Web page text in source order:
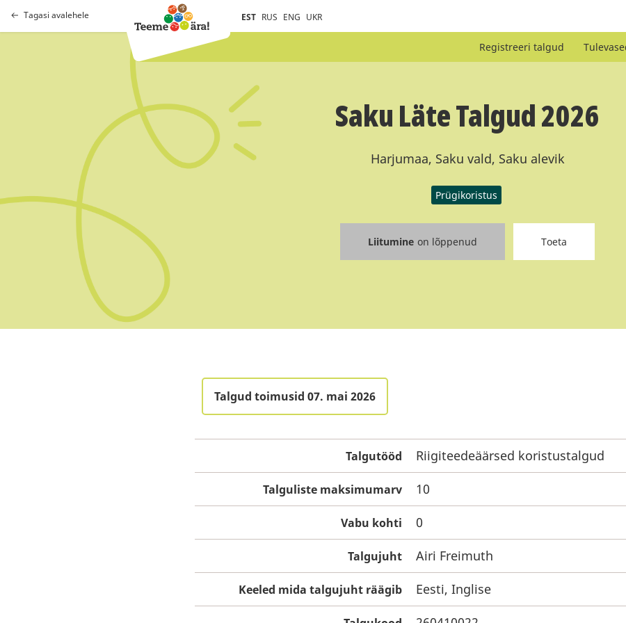
Tagasi avalehele EST RUS ENG UKR
Registreeri talgud
Saku Läte Talgud 2026
Harjumaa, Saku vald, Saku alevik
Prügikoristus
Liitumine on lõppenud Toeta
Talgud toimusid 07. mai 2026
Talgutööd Riigiteedeäärsed koristustalgud
Talguliste maksimumarv 10
Vabu kohti 0
Talgujuht Airi Freimuth
Keeled mida talgujuht räägib Eesti, Inglise